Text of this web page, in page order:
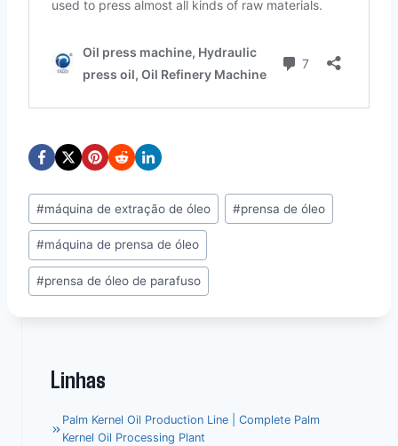
Post
Tags:
#máquina de extração de óleo #prensa de óleo
#máquina de prensa de óleo
#prensa de óleo de parafuso
Linhas
Palm Kernel Oil Production Line | Complete Palm
Kernel Oil Processing Plant